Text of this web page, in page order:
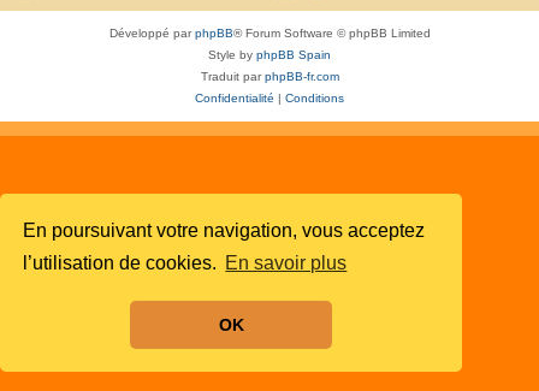
En poursuivant votre navigation, vous acceptez
l’utilisation de cookies. En savoir plus
OK
Développé parphpBB® Forum Software © phpBB Limited
Style by phpBB Spain
Traduit parphpBB-fr.com
Confidentialité
Conditions